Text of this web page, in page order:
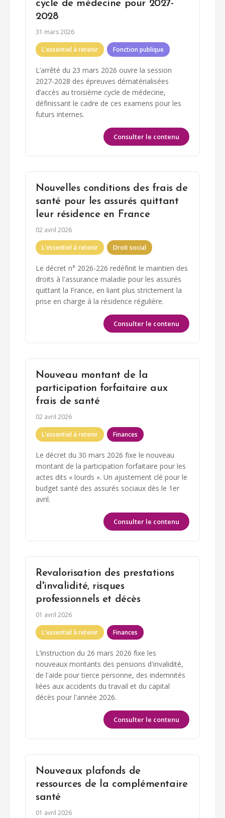
cycle de médecine pour 2027-
2028
31 mars 2026
L'essentiel à retenir Fonction publique
L’arrêté du 23 mars 2026 ouvre la session
2027-2028 des épreuves dématérialisées
d’accès au troisième cycle de médecine,
définissant le cadre de ces examens pour les
futurs internes.
Consulter le contenu
Nouvelles conditions des frais de
santé pour les assurés quittant
leur résidence en France
02 avril 2026
L'essentiel à retenir Droit social
Le décret n° 2026-226 redéfinit le maintien des
droits à l'assurance maladie pour les assurés
quittant la France, en liant plus strictement la
prise en charge à la résidence régulière.
Consulter le contenu
Nouveau montant de la
participation forfaitaire aux
frais de santé
02 avril 2026
L'essentiel à retenir Finances
Le décret du 30 mars 2026 fixe le nouveau
montant de la participation forfaitaire pour les
actes dits « lourds ». Un ajustement clé pour le
budget santé des assurés sociaux dès le 1er
avril.
Consulter le contenu
Revalorisation des prestations
d'invalidité, risques
professionnels et décès
01 avril 2026
L'essentiel à retenir Finances
L’instruction du 26 mars 2026 fixe les
nouveaux montants des pensions d'invalidité,
de l'aide pour tierce personne, des indemnités
liées aux accidents du travail et du capital
décès pour l'année 2026.
Consulter le contenu
Nouveaux plafonds de
ressources de la complémentaire
santé
01 avril 2026